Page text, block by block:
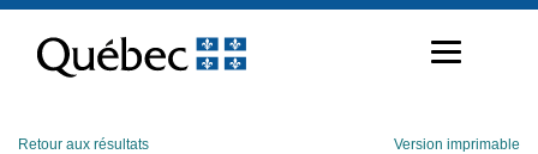
contenu
Retour aux résultats Version imprimable